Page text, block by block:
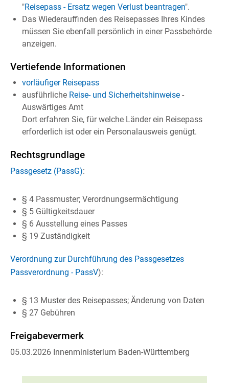
"Reisepass - Ersatz wegen Verlust beantragen".
Das Wiederauffinden des Reisepasses Ihres Kindes
müssen Sie ebenfall persönlich in einer Passbehörde
anzeigen.
Vertiefende Informationen
vorläufiger Reisepass
ausführliche Reise- und Sicherheitshinweise -
Auswärtiges Amt
Dort erfahren Sie, für welche Länder ein Reisepass
erforderlich ist oder ein Personalausweis genügt.
Rechtsgrundlage
Passgesetz (PassG):
§ 4Passmuster; Verordnungsermächtigung
§ 5 Gültigkeitsdauer
§ 6 Ausstellung eines Passes
§ 19 Zuständigkeit
Verordnung zur Durchführung des Passgesetzes
Passverordnung - PassV):
§ 13 Muster des Reisepasses; Änderung von Daten
§ 27 Gebühren
Freigabevermerk
05.03.2026 Innenministerium Baden-Württemberg